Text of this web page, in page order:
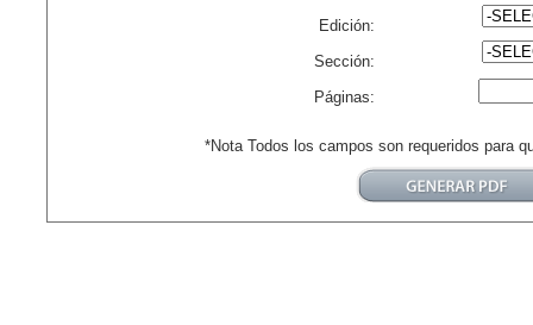
Edición:
Sección:
Páginas:
*Nota Todos los campos son requeridos para